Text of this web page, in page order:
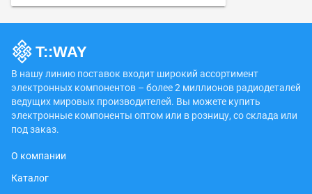
В нашу линию поставок входит широкий ассортимент
электронных компонентов – более 2 миллионов радиодеталей
ведущих мировых производителей. Вы можете купить
электронные компоненты оптом или в розницу, со склада или
под заказ.
О компании
Каталог